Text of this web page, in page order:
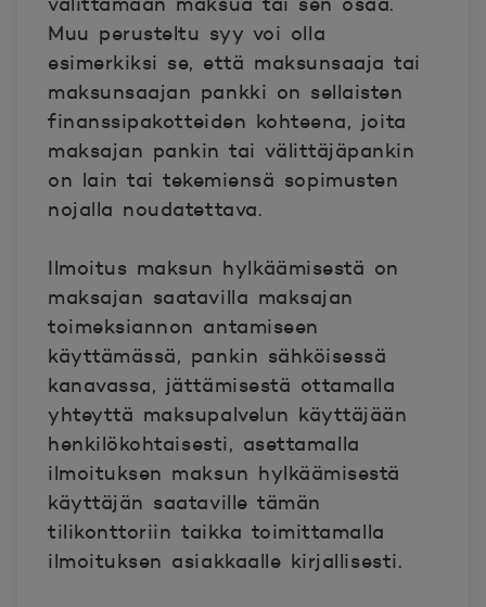
Muu perusteltu syy voi olla
esimerkiksi se, että maksunsaaja tai
maksunsaajan pankki on sellaisten
finanssipakotteiden kohteena, joita
maksajan pankin tai välittäjäpankin
on lain tai tekemiensä sopimusten
nojalla noudatettava.
Ilmoitus maksun hylkäämisestä on
maksajan saatavilla maksajan
toimeksiannon antamiseen
käyttämässä, pankin sähköisessä
kanavassa, jättämisestä ottamalla
yhteyttä maksupalvelun käyttäjään
henkilökohtaisesti, asettamalla
ilmoituksen maksun hylkäämisestä
käyttäjän saataville tämän
tilikonttoriin taikka toimittamalla
ilmoituksen asiakkaalle kirjallisesti.